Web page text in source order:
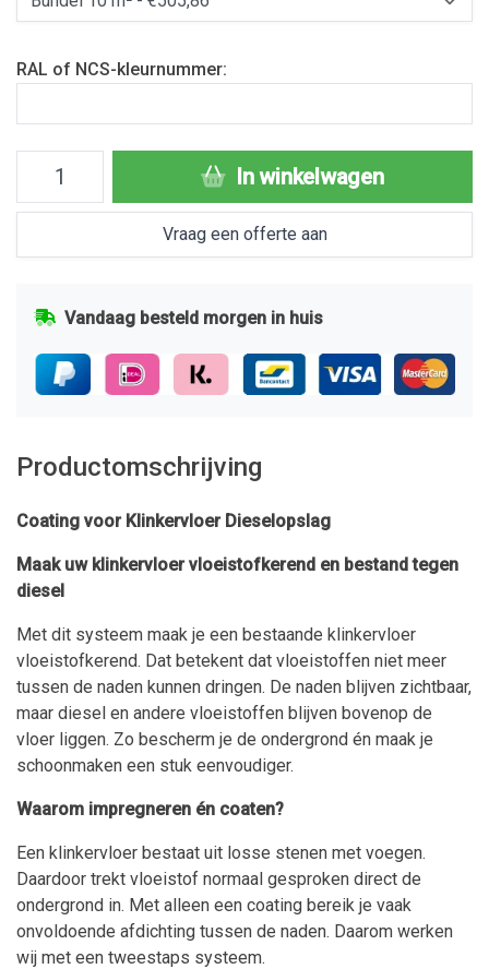
RAL of NCS-kleurnummer:
In winkelwagen
Vraag een offerte aan
Vandaag besteld morgen in huis
Productomschrijving
Coating voor Klinkervloer Dieselopslag
Maak uw klinkervloer vloeistofkerend en bestand tegen
diesel
Met dit systeem maak je een bestaande klinkervloer
vloeistofkerend. Dat betekent dat vloeistoffen niet meer
tussen de naden kunnen dringen. De naden blijven zichtbaar,
maar diesel en andere vloeistoffen blijven bovenop de
vloer liggen. Zo bescherm je de ondergrond én maak je
schoonmaken een stuk eenvoudiger.
Waarom impregneren én coaten?
Een klinkervloer bestaat uit losse stenen met voegen.
Daardoor trekt vloeistof normaal gesproken direct de
ondergrond in. Met alleen een coating bereik je vaak
onvoldoende afdichting tussen de naden. Daarom werken
wij met een tweestaps systeem.